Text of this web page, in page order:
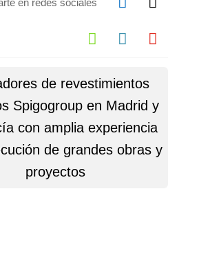
en redes sociales
  
de revestimientos
Spigogroup en Madrid y
con amplia experiencia
de grandes obras y
proyectos